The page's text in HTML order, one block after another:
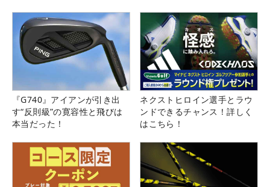
『G740』アイアンが引き出
す“反則級”の寛容性と飛びは
本当だった！
ネクストヒロイン選手とラウ
ンドできるチャンス！詳しく
はこちら！